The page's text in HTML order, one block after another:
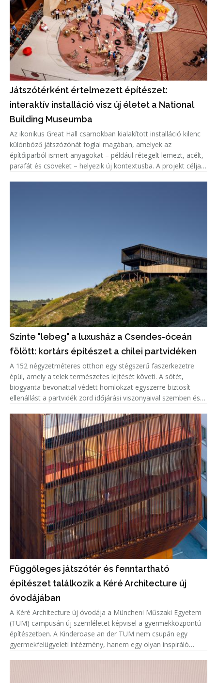
Játszótérként értelmezett építészet:
interaktív installáció visz új életet a National
Building Museumba
Az ikonikus Great Hall csarnokban kialakított installáció kilenc
különböző játszózónát foglal magában, amelyek az
építőiparból ismert anyagokat – például rétegelt lemezt, acélt,
parafát és csöveket – helyezik új kontextusba. A projekt célja,
Szinte "lebeg" a luxusház a Csendes-óceán
fölött: kortárs építészet a chilei partvidéken
A 152 négyzetméteres otthon egy stégszerű faszerkezetre
épül, amely a telek természetes lejtését követi. A sötét,
biogyanta bevonattal védett homlokzat egyszerre biztosít
ellenállást a partvidék zord időjárási viszonyaival szemben és
világ
Függőleges játszótér és fenntartható
építészet találkozik a Kéré Architecture új
óvodájában
A Kéré Architecture új óvodája a Müncheni Műszaki Egyetem
(TUM) campusán új szemléletet képvisel a gyermekközpontú
építészetben. A Kinderoase an der TUM nem csupán egy
gyermekfelügyeleti intézmény, hanem egy olyan inspiráló